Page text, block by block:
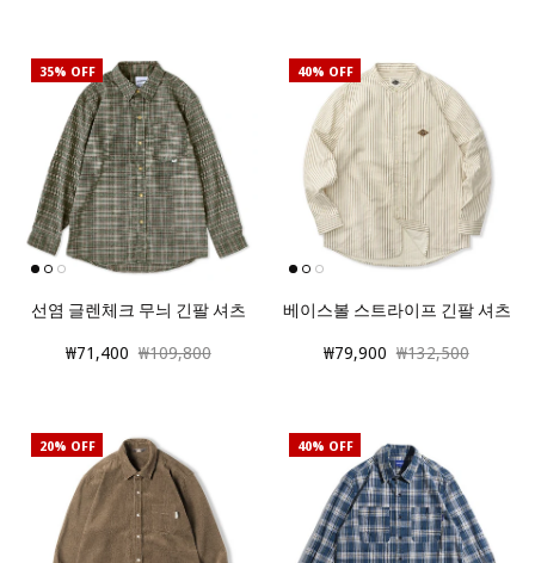
35% OFF
선염 글렌체크 무늬 긴팔 셔츠
₩71,400 ₩109,800
40% OFF
베이스볼 스트라이프 긴팔 셔츠
₩79,900 ₩132,500
20% OFF 40% OFF